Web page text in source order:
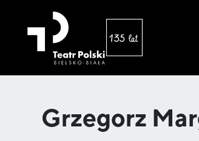
Grzegorz